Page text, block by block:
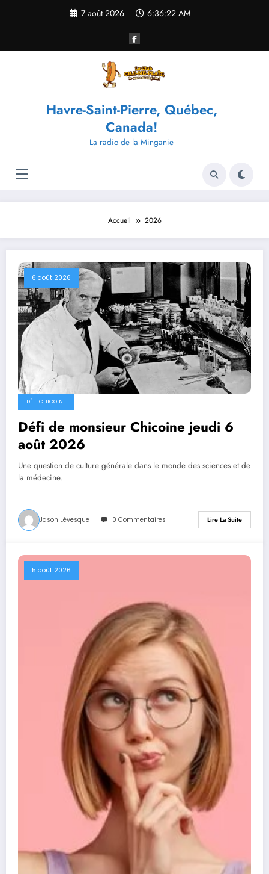
7 août 2026 6:36:23 AM
Havre-Saint-Pierre, Québec,
Canada!
La radio de la Minganie
Accueil 2026
6 août 2026
DÉFI CHICOINE
Défi de monsieur Chicoine jeudi 6
août 2026
Une question de culture générale dans le monde des sciences et de
la médecine.
Jason Lévesque 0 Commentaires Lire La Suite
5 août 2026